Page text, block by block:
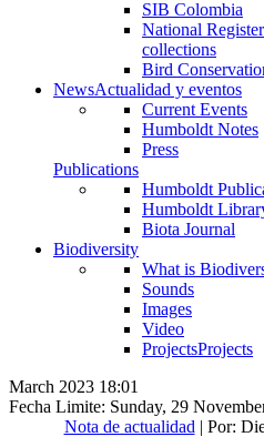
SIB Colombia
National
collections
Bird
NewsActualidad y eventos
Current Events
Humboldt Notes
Press
Publications
Humboldt
Humboldt
Biota Journal
Biodiversity
What is
Sounds
Images
Video
ProjectsProjects
March 2023 18:01
Fecha Limite: Sunday, 29
Nota de actualidad | Por: